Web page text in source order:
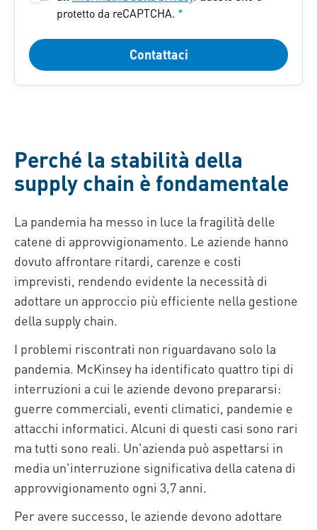
protetto da reCAPTCHA. *
Contattaci
Perché la stabilità della
supply chain è fondamentale
La pandemia ha messo in luce la fragilità delle
catene di approvvigionamento. Le aziende hanno
dovuto affrontare ritardi, carenze e costi
imprevisti, rendendo evidente la necessità di
adottare un approccio più efficiente nella gestione
della supply chain.
I problemi riscontrati non riguardavano solo la
pandemia. McKinsey ha identificato quattro tipi di
interruzioni a cui le aziende devono prepararsi:
guerre commerciali, eventi climatici, pandemie e
attacchi informatici. Alcuni di questi casi sono rari
ma tutti sono reali. Un'azienda può aspettarsi in
media un'interruzione significativa della catena di
approvvigionamento ogni 3,7 anni.
Per avere successo, le aziende devono adottare